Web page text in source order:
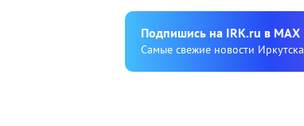
Подпишиcь на IRK.ru в MAX
Cамые свежие новости Иркутска